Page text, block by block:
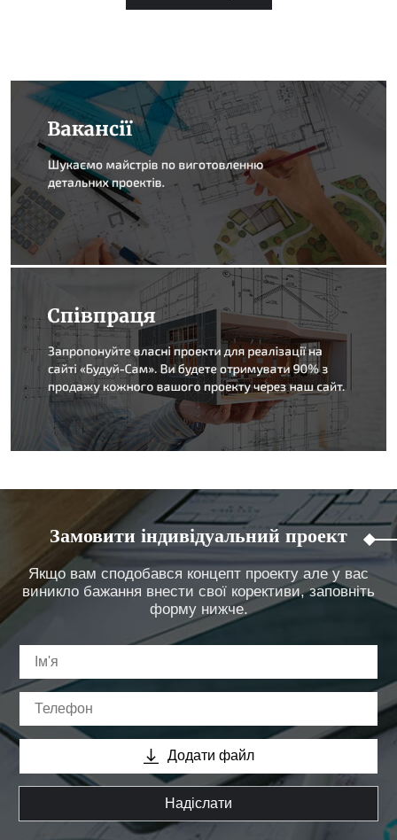
Замовити індивідуальний проект
Якщо вам сподобався концепт проекту але у вас
виникло бажання внести свої корективи, заповніть
форму нижче.
Додати файл
Надіслати